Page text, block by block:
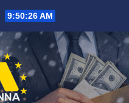
9:50:26 AM